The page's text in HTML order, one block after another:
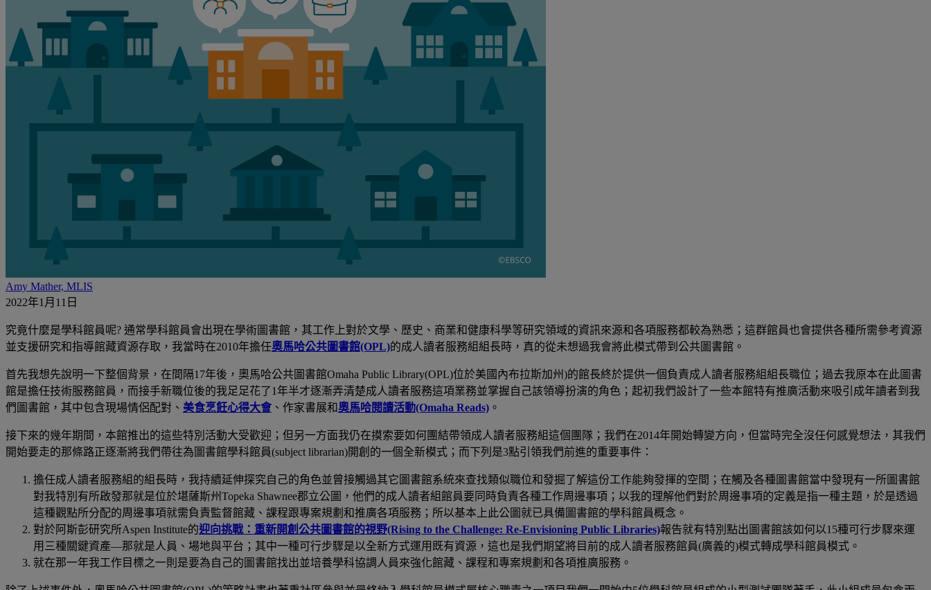
Amy Mather, MLIS
2022年1月11日
究竟什麼是學科館員呢? 通常學科館員會出現在學術圖書館，其工作上對於文學、歷史、商業和健康科學等研究領域的資訊來源和各項服務都較為熟悉；這群館員也會提供各種所需參考資源
並支援研究和指導館藏資源存取，我當時在2010年擔任奧馬哈公共圖書館(OPL)的成人讀者服務組組長時，真的從未想過我會將此模式帶到公共圖書館。
首先我想先說明一下整個背景，在間隔17年後，奧馬哈公共圖書館Omaha Public Library(OPL)位於美國內布拉斯加州)的館長終於提供一個負責成人讀者服務組組長職位；過去我原本在此圖書
館是擔任技術服務館員，而接手新職位後的我足足花了1年半才逐漸弄清楚成人讀者服務這項業務並掌握自己該領導扮演的角色；起初我們設計了一些本館特有推廣活動來吸引成年讀者到我
們圖書館，其中包含現場情侶配對、 美食烹飪心得大會、作家書展和奧馬哈閱讀活動(Omaha Reads) 。
接下來的幾年期間，本館推出的這些特別活動大受歡迎；但另一方面我仍在摸索要如何團結帶領成人讀者服務組這個團隊；我們在2014年開始轉變方向，但當時完全沒任何感覺想法，其我們
開始要走的那條路正逐漸將我們帶往為圖書館學科館員(subject librarian)開創的一個全新模式；而下列是3點引領我們前進的重要事件：
擔任成人讀者服務組的組長時，我持續延伸探究自己的角色並曾接觸過其它圖書館系統來查找類似職位和發掘了解這份工作能夠發揮的空間；在觸及各種圖書館當中發現有一所圖書館
對我特別有所啟發那就是位於堪薩斯州Topeka Shawnee郡立公圖，他們的成人讀者組館員要同時負責各種工作周邊事項；以我的理解他們對於周邊事項的定義是指一種主題，於是透過
這種觀點所分配的周邊事項就需負責監督館藏、課程跟專案規劃和推廣各項服務；所以基本上此公圖就已具備圖書館的學科館員概念。
對於阿斯彭研究所Aspen Institute的迎向挑戰：重新開創公共圖書館的視野(Rising to the Challenge: Re-Envisioning Public Libraries)報告就有特別點出圖書館該如何以15種可行步驟來運
用三種關鍵資產―那就是人員、場地與平台；其中一種可行步驟是以全新方式運用既有資源，這也是我們期望將目前的成人讀者服務館員(廣義的)模式轉成學科館員模式。
就在那一年我工作目標之一則是要為自己的圖書館找出並培養學科協調人員來強化館藏、課程和專案規劃和各項推廣服務。